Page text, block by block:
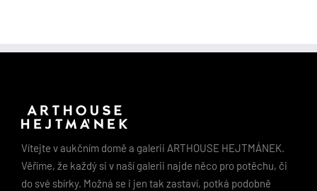
Vítejte v aukčním domě a galerii ARTHOUSE HEJTMÁNEK.
Věříme, že každý si v naší galerii najde něco pro potěchu, či
do své sbírky. Možná se i jen tak zastaví, potká podobně